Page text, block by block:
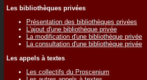
Les bibliothèques privées
Présentation des bibliothèques privées
L'ajout d'une bibliothèque privée
La modification d'une bibliothèque privée
La consultation d'une bibliothèque privée
Les appels à textes
Les collectifs du Proscenium